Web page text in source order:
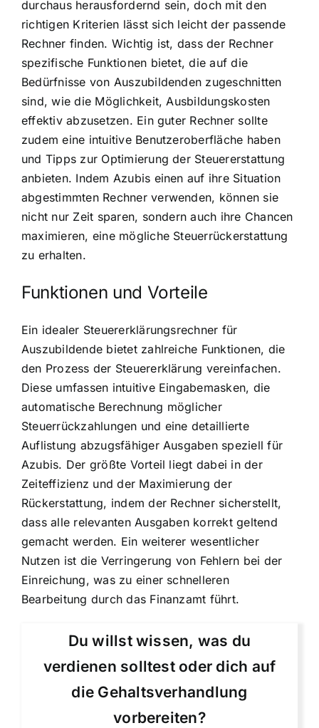
durchaus herausfordernd sein, doch mit den
richtigen Kriterien lässt sich leicht der passende
Rechner finden. Wichtig ist, dass der Rechner
spezifische Funktionen bietet, die auf die
Bedürfnisse von Auszubildenden zugeschnitten
sind, wie die Möglichkeit, Ausbildungskosten
effektiv abzusetzen. Ein guter Rechner sollte
zudem eine intuitive Benutzeroberfläche haben
und Tipps zur Optimierung der Steuererstattung
anbieten. Indem Azubis einen auf ihre Situation
abgestimmten Rechner verwenden, können sie
nicht nur Zeit sparen, sondern auch ihre Chancen
maximieren, eine mögliche Steuerrückerstattung
zu erhalten.
Funktionen und Vorteile
Ein idealer Steuererklärungsrechner für
Auszubildende bietet zahlreiche Funktionen, die
den Prozess der Steuererklärung vereinfachen.
Diese umfassen intuitive Eingabemasken, die
automatische Berechnung möglicher
Steuerrückzahlungen und eine detaillierte
Auflistung abzugsfähiger Ausgaben speziell für
Azubis. Der größte Vorteil liegt dabei in der
Zeiteffizienz und der Maximierung der
Rückerstattung, indem der Rechner sicherstellt,
dass alle relevanten Ausgaben korrekt geltend
gemacht werden. Ein weiterer wesentlicher
Nutzen ist die Verringerung von Fehlern bei der
Einreichung, was zu einer schnelleren
Bearbeitung durch das Finanzamt führt.
Du willst wissen, was du
verdienen solltest oder dich auf
die Gehaltsverhandlung
vorbereiten?